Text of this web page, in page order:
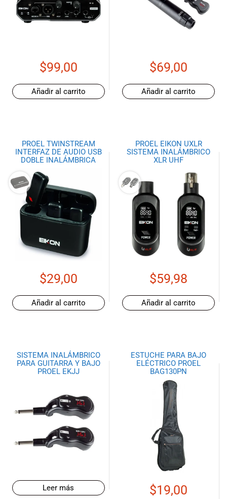
$99,00
Añadir al carrito
$69,00
Añadir al carrito
PROEL TWINSTREAM
INTERFAZ DE AUDIO USB
DOBLE INALÁMBRICA
$29,00
Añadir al carrito
PROEL EIKON UXLR
SISTEMA INALÁMBRICO
XLR UHF
$59,98
Añadir al carrito
SISTEMA INALÁMBRICO
PARA GUITARRA Y BAJO
PROEL EKJJ
Leer más
ESTUCHE PARA BAJO
ELÉCTRICO PROEL
BAG130PN
$19,00